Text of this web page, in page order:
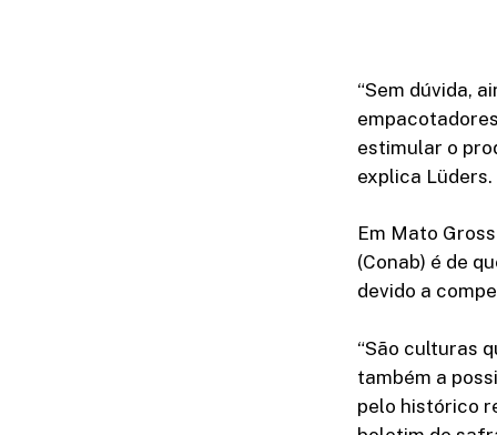
“Sem dúvida,
estimular o
explica Lüders.
Em Mato
(Conab) é de
devido a
“São culturas
também a
pelo histórico